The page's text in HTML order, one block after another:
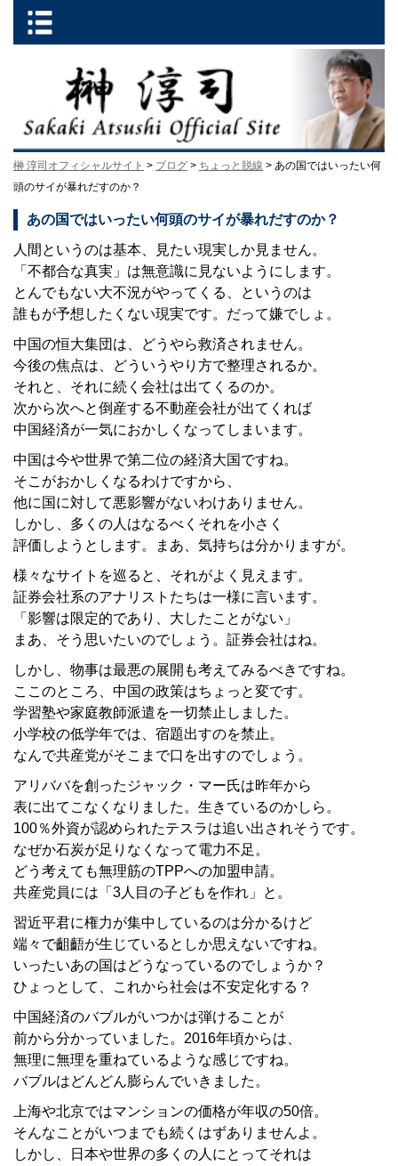
榊 淳司オフィシャルサイト > ブログ > ちょっと脱線 > あの国ではいったい何
頭のサイが暴れだすのか？
あの国ではいったい何頭のサイが暴れだすのか？
人間というのは基本、見たい現実しか見ません。
「不都合な真実」は無意識に見ないようにします。
とんでもない大不況がやってくる、というのは
誰もが予想したくない現実です。だって嫌でしょ。
中国の恒大集団は、どうやら救済されません。
今後の焦点は、どういうやり方で整理されるか。
それと、それに続く会社は出てくるのか。
次から次へと倒産する不動産会社が出てくれば
中国経済が一気におかしくなってしまいます。
中国は今や世界で第二位の経済大国ですね。
そこがおかしくなるわけですから、
他に国に対して悪影響がないわけありません。
しかし、多くの人はなるべくそれを小さく
評価しようとします。まあ、気持ちは分かりますが。
様々なサイトを巡ると、それがよく見えます。
証券会社系のアナリストたちは一様に言います。
「影響は限定的であり、大したことがない」
まあ、そう思いたいのでしょう。証券会社はね。
しかし、物事は最悪の展開も考えてみるべきですね。
ここのところ、中国の政策はちょっと変です。
学習塾や家庭教師派遣を一切禁止しました。
小学校の低学年では、宿題出すのを禁止。
なんで共産党がそこまで口を出すのでしょう。
アリババを創ったジャック・マー氏は昨年から
表に出てこなくなりました。生きているのかしら。
100％外資が認められたテスラは追い出されそうです。
なぜか石炭が足りなくなって電力不足。
どう考えても無理筋のTPPへの加盟申請。
共産党員には「3人目の子どもを作れ」と。
習近平君に権力が集中しているのは分かるけど
端々で齟齬が生じているとしか思えないですね。
いったいあの国はどうなっているのでしょうか？
ひょっとして、これから社会は不安定化する？
中国経済のバブルがいつかは弾けることが
前から分かっていました。2016年頃からは、
無理に無理を重ねているような感じですね。
バブルはどんどん膨らんでいきました。
上海や北京ではマンションの価格が年収の50倍。
そんなことがいつまでも続くはずありませんよ。
しかし、日本や世界の多くの人にとってそれは